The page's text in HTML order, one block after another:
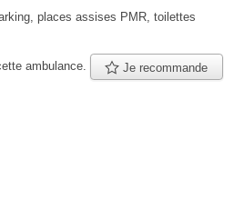
places assises PMR, toilettes
ambulance. Je recommande